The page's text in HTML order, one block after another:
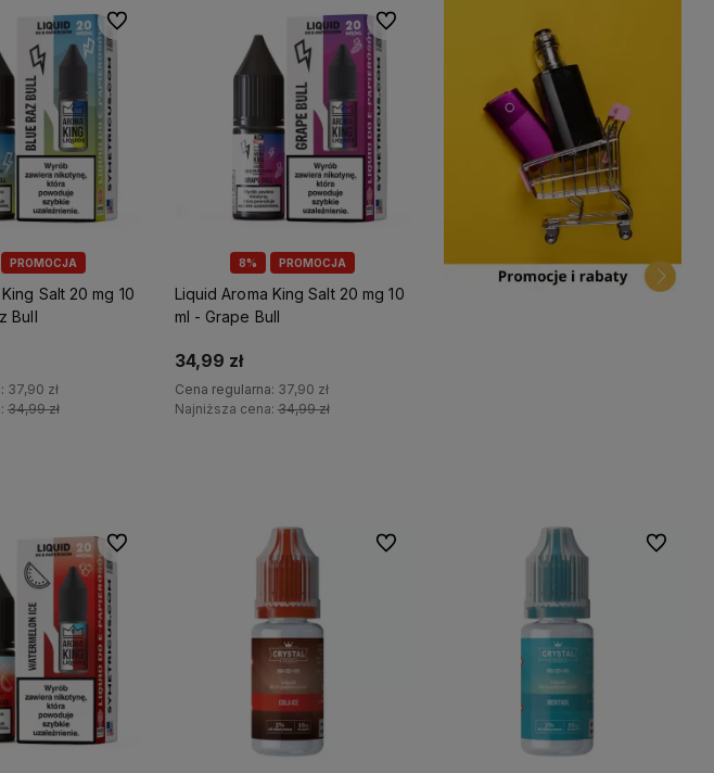
PROMOCJA
Salt 20 mg 10
Bull
37,90 zł
34,99 zł
Do ulubionych
8% PROMOCJA
Liquid Aroma King Salt 20 mg 10
ml - Grape Bull
34,99 zł
Cena regularna: 37,90 zł
Najniższa cena:34,99 zł
Do ulubionych
Do ulubionych Do ulubionych Do